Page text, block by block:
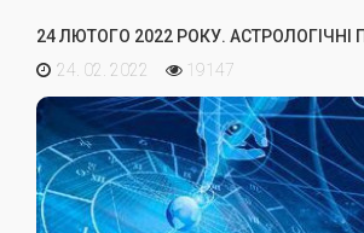
24 ЛЮТОГО 2022 РОКУ. АСТРОЛОГІЧНІ
24. 02. 2022
19147